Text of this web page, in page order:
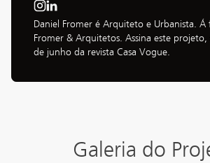
Daniel Fromer é Arquiteto e Urbanista. Á
Fromer & Arquitetos. Assina este projeto,
de junho da revista Casa Vogue.
Galeria do